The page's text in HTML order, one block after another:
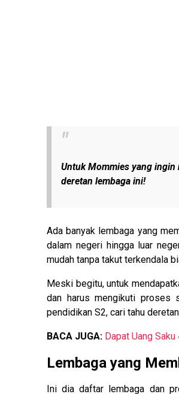
Untuk Mommies yang ingin
deretan lembaga ini!
Ada banyak lembaga yang
dalam negeri hingga luar
mudah tanpa takut terkendala
Meski begitu, untuk
dan harus mengikuti proses
pendidikan S2, cari tahu
BACA JUGA: Dapat Uang
Lembaga yang
Ini dia daftar lembaga dan